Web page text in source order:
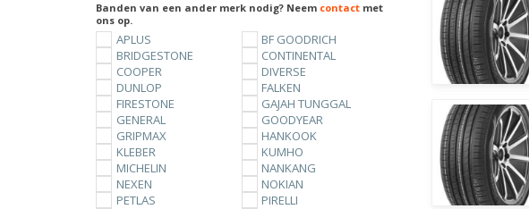
Banden van een ander merk nodig? Neem contact met
ons op.
APLUS
BF GOODRICH
BRIDGESTONE
CONTINENTAL
COOPER
DIVERSE
DUNLOP
FALKEN
FIRESTONE
GAJAH TUNGGAL
GENERAL
GOODYEAR
GRIPMAX
HANKOOK
KLEBER
KUMHO
MICHELIN
NANKANG
NEXEN
NOKIAN
PETLAS
PIRELLI